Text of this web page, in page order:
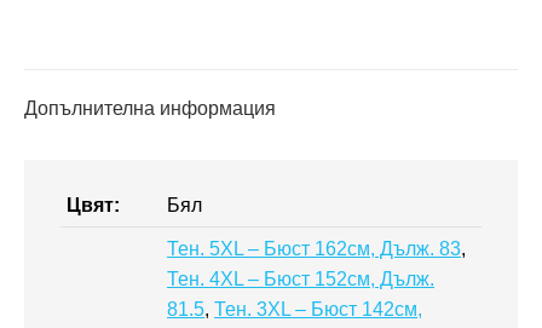
Допълнителна информация
Цвят: Бял
Тен. 5XL – Бюст 162см, Дълж. 83,
Тен. 4XL – Бюст 152см, Дълж.
81.5, Тен. 3XL – Бюст 142см,